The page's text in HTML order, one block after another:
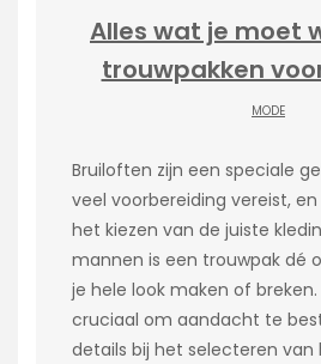
Alles wat je moet
trouwpakken
MODE
Bruiloften zijn een speciale
veel voorbereiding vereist,
het kiezen van de juiste
mannen is een trouwpak dé
je hele look maken of
cruciaal om aandacht te
details bij het selecteren